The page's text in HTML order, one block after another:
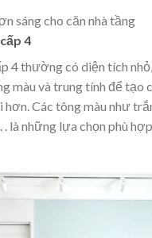
sáng cho căn nhà tầng
4
4 thường có diện tích
màu và trung tính để tạo
hơn. Các tông màu như
. là những lựa chọn phù